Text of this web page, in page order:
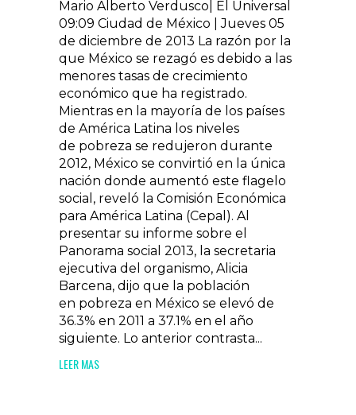
Mario Alberto Verdusco| El Universal
09:09 Ciudad de México | Jueves 05
de diciembre de 2013 La razón por la
que México se rezagó es debido a las
menores tasas de crecimiento
económico que ha registrado.
Mientras en la mayoría de los países
de América Latina los niveles
de pobreza se redujeron durante
2012, México se convirtió en la única
nación donde aumentó este flagelo
social, reveló la Comisión Económica
para América Latina (Cepal). Al
presentar su informe sobre el
Panorama social 2013, la secretaria
ejecutiva del organismo, Alicia
Barcena, dijo que la población
en pobreza en México se elevó de
36.3% en 2011 a 37.1% en el año
siguiente. Lo anterior contrasta...
LEER MAS